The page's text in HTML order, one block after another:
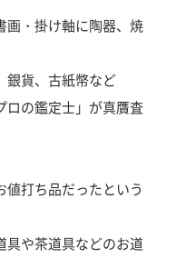
画・掛け軸に陶器、焼
銀貨、古紙幣など
ロの鑑定士」が真贋査
打ち品だったという
具や茶道具などのお道